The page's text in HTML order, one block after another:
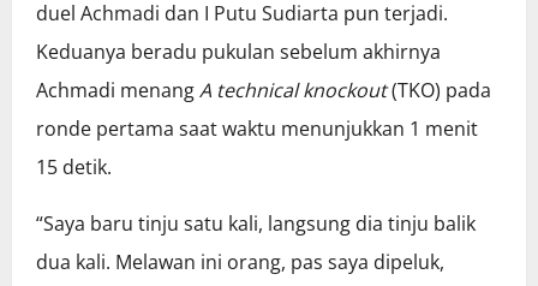
duel Achmadi dan I Putu Sudiarta pun terjadi.
Keduanya beradu pukulan sebelum akhirnya
Achmadi menangA technical knockout(TKO) pada
ronde pertama saat waktu menunjukkan 1 menit
15 detik.
“Saya baru tinju satu kali, langsung dia tinju balik
dua kali. Melawan ini orang, pas saya dipeluk,